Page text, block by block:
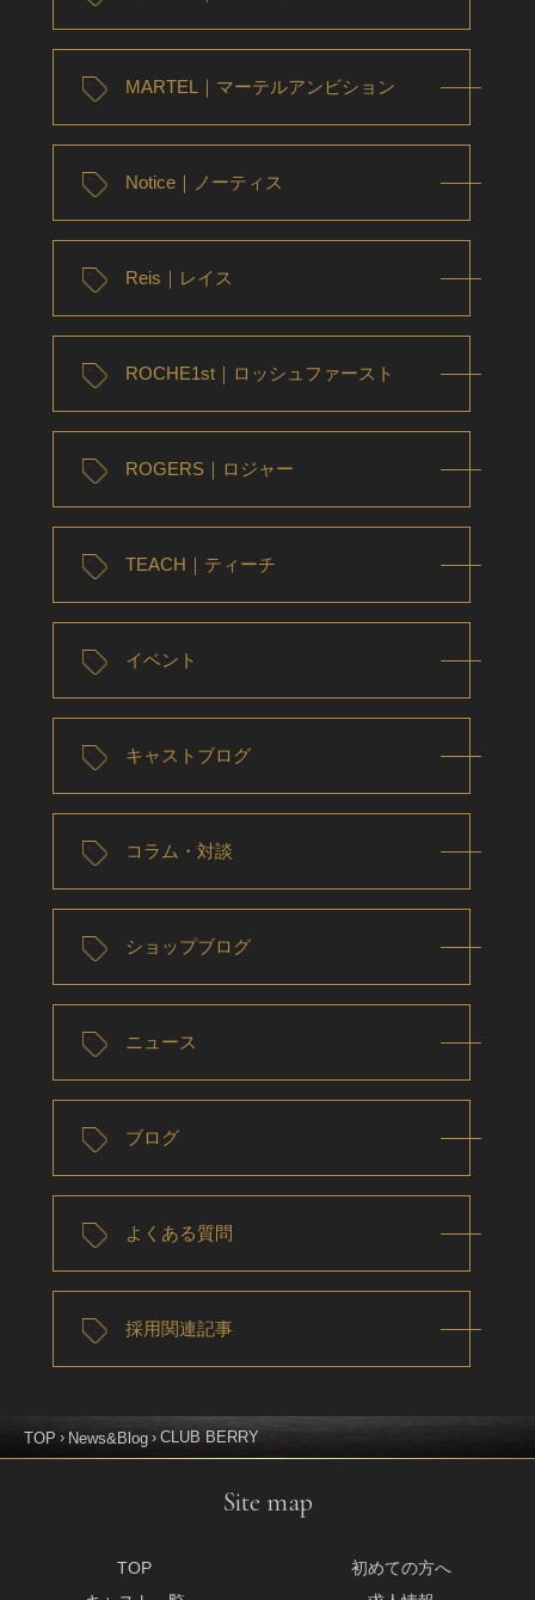
MARTEL｜マーテルアンビション
Notice｜ノーティス
Reis｜レイス
ROCHE1st｜ロッシュファースト
ROGERS｜ロジャー
TEACH｜ティーチ
イベント
キャストブログ
コラム・対談
ショップブログ
ニュース
ブログ
よくある質問
採用関連記事
TOP News&Blog CLUB BERRY
Site map
TOP
初めての方へ